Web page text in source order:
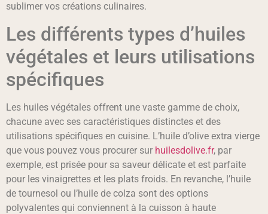
sublimer vos créations culinaires.
Les différents types d’huiles
végétales et leurs utilisations
spécifiques
Les huiles végétales offrent une vaste gamme de choix,
chacune avec ses caractéristiques distinctes et des
utilisations spécifiques en cuisine. L’huile d’olive extra vierge
que vous pouvez vous procurer sur huilesdolive.fr, par
exemple, est prisée pour sa saveur délicate et est parfaite
pour les vinaigrettes et les plats froids. En revanche, l’huile
de tournesol ou l’huile de colza sont des options
polyvalentes qui conviennent à la cuisson à haute